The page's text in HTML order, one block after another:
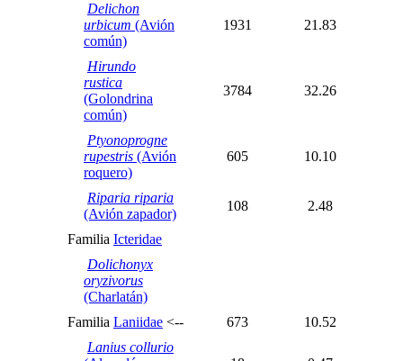
Delichon
urbicum (Avión
común)
1931 21.83
Hirundo
rustica
(Golondrina
común)
3784 32.26
Ptyonoprogne
rupestris (Avión
roquero)
605 10.10
Riparia riparia
(Avión zapador)
108 2.48
Familia Icteridae
Dolichonyx
oryzivorus
(Charlatán)
Familia Laniidae <-- 673
10.52
Lanius collurio